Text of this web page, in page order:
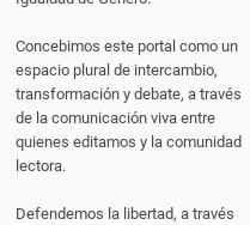
Concebimos este portal como un
espacio plural de intercambio,
transformación y debate, a través
de la comunicación viva entre
quienes editamos y la comunidad
lectora.
Defendemos la libertad, a través